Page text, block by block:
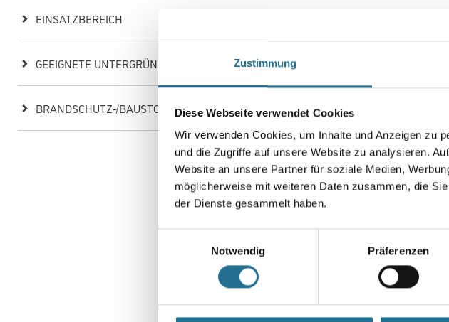
Zustimmung
Diese Webseite verwendet Cookies
Wir verwenden Cookies, um Inhalte und Anzeigen zu
und die Zugriffe auf unsere Website zu analysieren.
Website an unsere Partner für soziale Medien,
möglicherweise mit weiteren Daten zusammen, die
der Dienste gesammelt haben.
Notwendig
Präferenzen
EINSATZBEREICH
GEEIGNETE UNTERGRÜNDE
BRANDSCHUTZ-/BAUSTOFFKLASSEN
Meldorfer Eckverblender Amrum
Weitere Varianten verfügbar